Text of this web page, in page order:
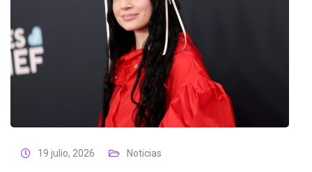
19 julio, 2026 Noticias